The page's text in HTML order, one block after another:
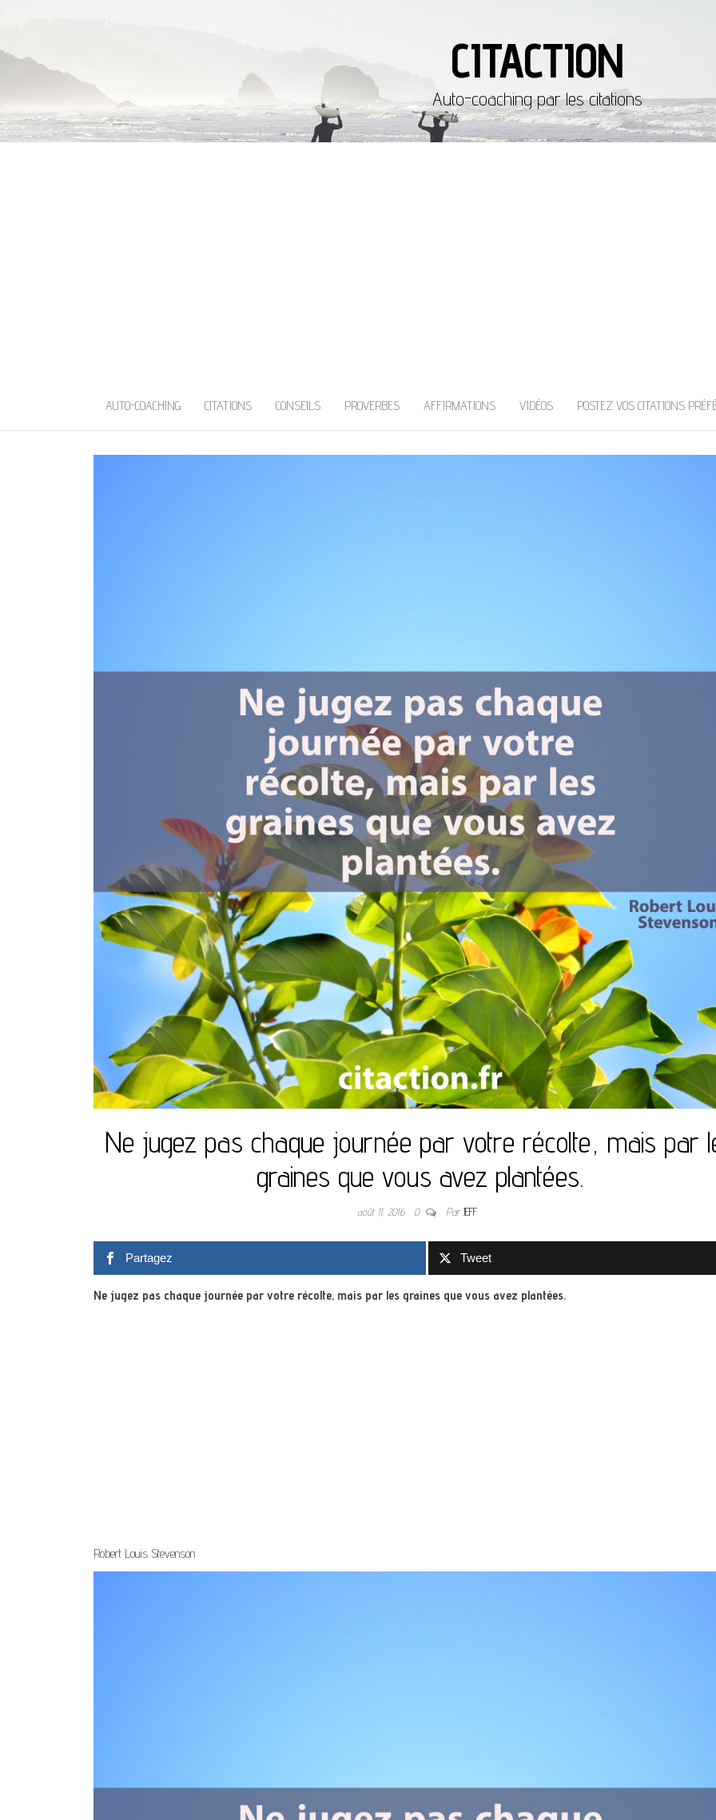
CITACTION
Auto-coaching par les citations
AUTO-COACHING CITATIONS CONSEILS PROVERBES AFFIRMATIONS VIDÉOS POSTEZ VOS CITATIONS
Ne jugez pas chaque journée par votre récolte, mais par
graines que vous avez plantées.
août 11, 2016 0 ParJEFF
Partagez Tweet
Ne jugez pas chaque journée par votre récolte, mais par les graines que vous avez plantées.
Robert Louis Stevenson